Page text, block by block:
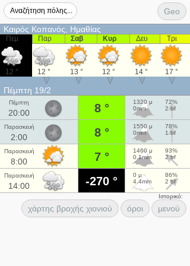
Geo
Καιρός Κοπανός, Ημαθίας
Πεμ
12 °
Παρ
12 °
Σαβ
13 °
Κυρ
12 °
Δευ
14 °
Τρι
17 °
Πέμπτη 19/2
Πέμπτη
20:00 8 °
1320 μ
0mm
72%
2 bf
Παρασκευή
2:00 8 °
1550 μ
0mm
78%
1 bf
Παρασκευή
8:00 7 °
1460 μ
0.1mm
93%
2 bf
Παρασκευή
14:00 -270 °
0 μ
4.4mm
86%
2 bf
Ιστορικό:
χάρτης βροχής χιονιού όροι μενού